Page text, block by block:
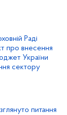
Раді
про внесення
України
сектору
питання